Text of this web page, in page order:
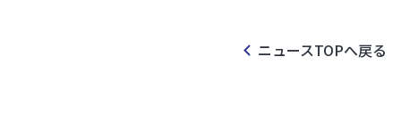
ニュースTOPへ戻る